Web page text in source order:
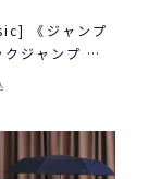
《ジャンプ
ジャンプ ア
JUMP